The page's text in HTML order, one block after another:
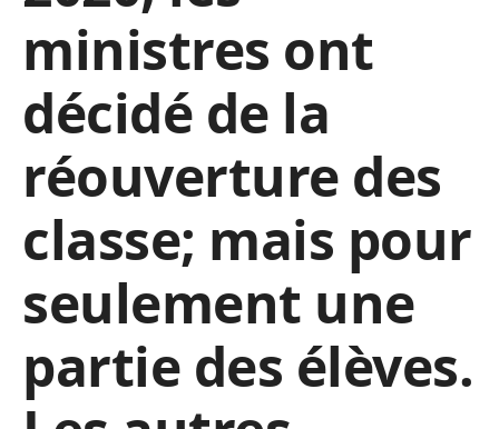
ministres ont
décidé de la
réouverture des
classe; mais pour
seulement une
partie des élèves.